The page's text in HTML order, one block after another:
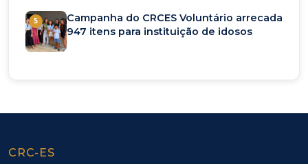
5
Campanha do CRCES Voluntário arrecada
947 itens para instituição de idosos
CRC-ES